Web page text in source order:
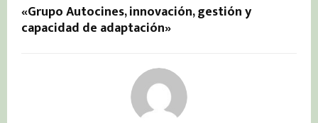
«Grupo Autocines, innovación, gestión y
capacidad de adaptación»